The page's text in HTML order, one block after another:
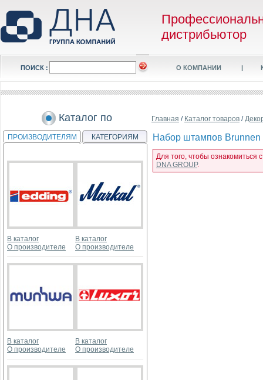
дистрибьютор
ПОИСК : О КОМПАНИИ |
Каталог по
ПРОИЗВОДИТЕЛЯМ КАТЕГОРИЯМ
В каталог
О производителе
В каталог
О производителе
В каталог
О производителе
В каталог
О производителе
Главная / Каталог товаров /
Набор штампов Brunnen
Для того, чтобы ознакомиться
DNA GROUP.